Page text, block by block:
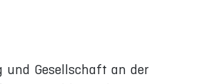
und Gesellschaft an der